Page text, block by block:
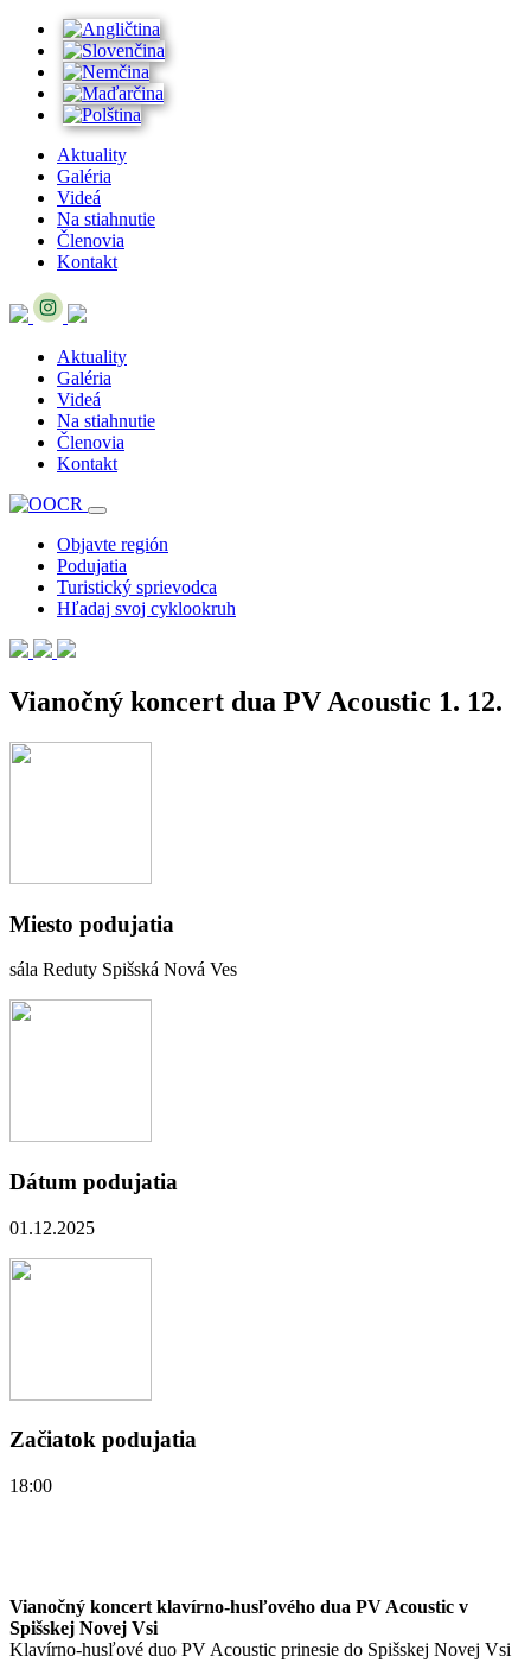
Aktuality
Galéria
Videá
Na stiahnutie
Členovia
Kontakt
Aktuality
Galéria
Videá
Na stiahnutie
Členovia
Kontakt
Objavte región
Podujatia
Turistický sprievodca
Hľadaj svoj cyklookruh
Vianočný koncert dua PV Acoustic 1. 12.
Miesto podujatia
sála Reduty Spišská Nová Ves
Dátum podujatia
01.12.2025
Začiatok podujatia
18:00
Vianočný koncert klavírno-husľového dua PV Acoustic v
Spišskej Novej Vsi
Klavírno-husľové duo PV Acoustic prinesie do Spišskej Novej Vsi